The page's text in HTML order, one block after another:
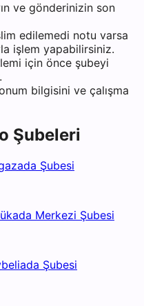
ve gönderinizin son
edilemedi notu varsa
işlem yapabilirsiniz.
için önce şubeyi
bilgisini ve çalışma
Şubeleri
Şubesi
Merkezi Şubesi
Şubesi